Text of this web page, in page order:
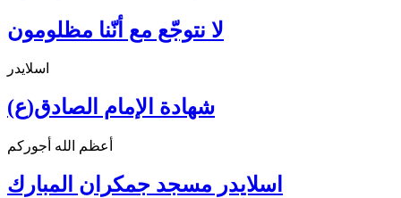
لا نتوجّع مع أنّنا مظلومون
اسلايدر
شهادة الإمام الصادق(ع)
أعظم الله أجوركم
اسلايدر مسجد جمكران المبارك